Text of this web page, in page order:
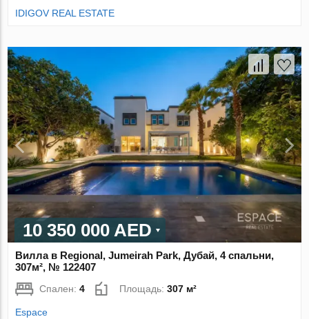
IDIGOV REAL ESTATE
10 350 000 AED
Вилла в Regional, Jumeirah Park, Дубай, 4 спальни,
307м², № 122407
Спален:4 Площадь:307 м²
Espace